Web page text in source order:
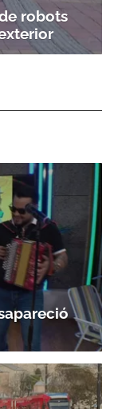
robots